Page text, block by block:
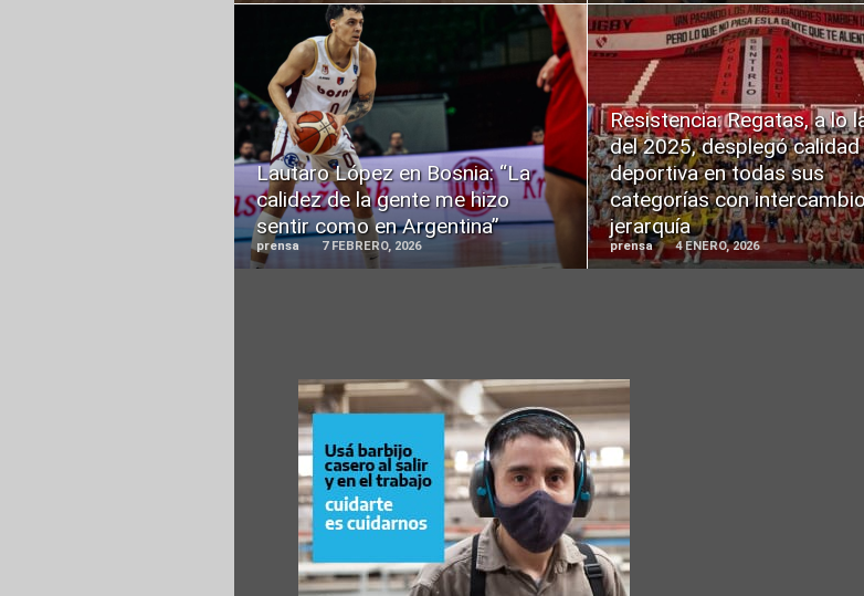
Lautaro López en Bosnia: “La
calidez de la gente me hizo
sentir como en Argentina”
prensa 7 FEBRERO, 2026
MORE
Resistencia: Regatas, a lo
del 2025, desplegó calidad
deportiva en todas sus
categorías con
jerarquía
prensa 4 ENERO, 2026
READ
MORE